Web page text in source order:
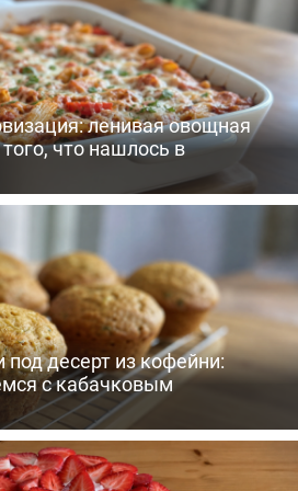
ленивая овощная
что нашлось в
десерт из кофейни:
с кабачковым